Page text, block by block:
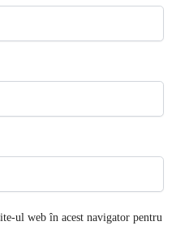
ul web în acest navigator pentru